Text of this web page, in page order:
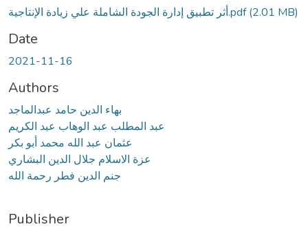
أثر تطبيق إدارة الجودة الشاملة علي زيادة الإنتاجية.pdf(2.01 MB)
Date
2021-11-16
Authors
بهاء الدين حامد عبدالماجد
عبد المطلب عبد الوهاب عبد الكريم
عثمان عبد الله محمد أبو بكر
عزة الاسلام جلال الدين البشاري
جنم الدين فطر رحمة الله
Publisher